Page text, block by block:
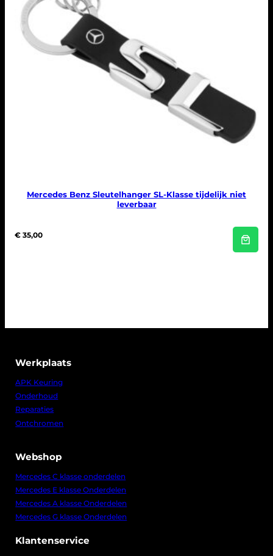
Mercedes Benz Sleutelhanger SL-Klasse tijdelijk niet
leverbaar
€ 35,00
Werkplaats
APK Keuring
Onderhoud
Reparaties
Ontchromen
Webshop
Mercedes C klasse onderdelen
Mercedes E klasse Onderdelen
Mercedes A klasse Onderdelen
Mercedes G klasse Onderdelen
Klantenservice